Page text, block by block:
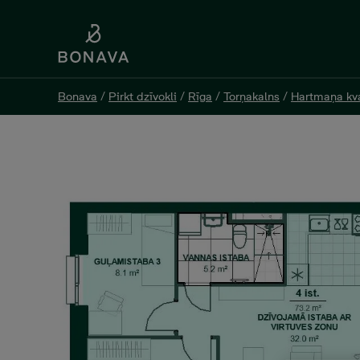
Bonava / Pirkt dzīvokli / Rīga / Torņakalns / Hartmaņa
Bonava / Pirkt dzīvokli / Rīga / Torņakalns / Hartmaņa